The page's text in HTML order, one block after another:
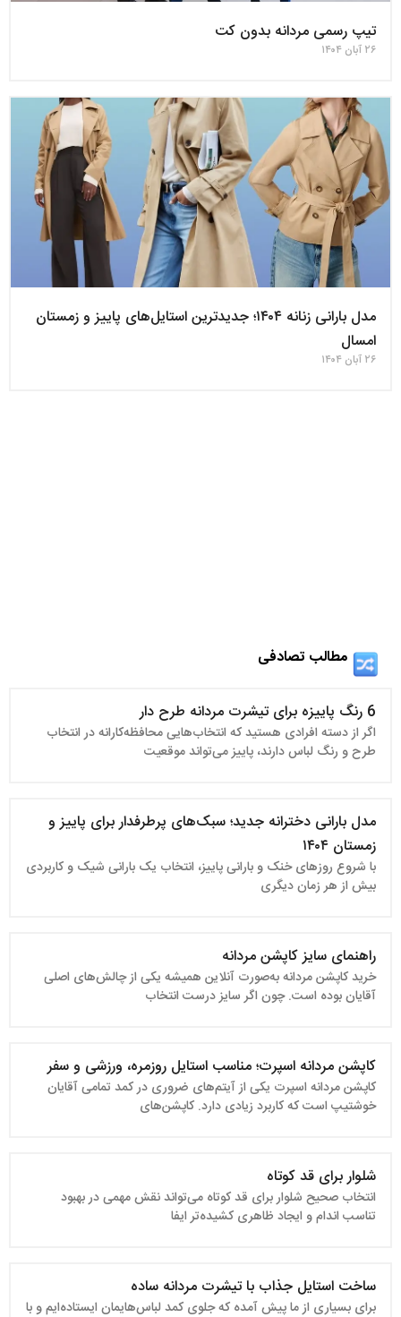
تیپ رسمی مردانه بدون کت
۲۶ آبان ۱۴۰۴
مدل بارانی زنانه ۱۴۰۴؛ جدیدترین استایل‌های پاییز و زمستان
امسال
۲۶ آبان ۱۴۰۴
مطالب تصادفی
6 رنگ پاییزه برای تیشرت مردانه طرح دار
اگر از دسته افرادی هستید که انتخاب‌هایی محافظه‌کارانه در انتخاب
طرح و رنگ لباس دارند، پاییز می‌تواند موقعیت
مدل بارانی دخترانه جدید؛ سبک‌های پرطرفدار برای پاییز و
زمستان ۱۴۰۴
با شروع روزهای خنک و بارانی پاییز، انتخاب یک بارانی شیک و کاربردی
بیش از هر زمان دیگری
راهنمای سایز کاپشن مردانه
خرید کاپشن مردانه به‌صورت آنلاین همیشه یکی از چالش‌های اصلی
آقایان بوده است. چون اگر سایز درست انتخاب
کاپشن مردانه اسپرت؛ مناسب استایل روزمره، ورزشی و سفر
کاپشن مردانه اسپرت یکی از آیتم‌های ضروری در کمد تمامی آقایان
خوشتیپ است که کاربرد زیادی دارد. کاپشن‌های
شلوار برای قد کوتاه
انتخاب صحیح شلوار برای قد کوتاه می‌تواند نقش مهمی در بهبود
تناسب اندام و ایجاد ظاهری کشیده‌تر ایفا
ساخت استایل جذاب با تیشرت مردانه ساده
برای بسیاری از ما پیش آمده که جلوی کمد لباس‌هایمان ایستاده‌ایم و با